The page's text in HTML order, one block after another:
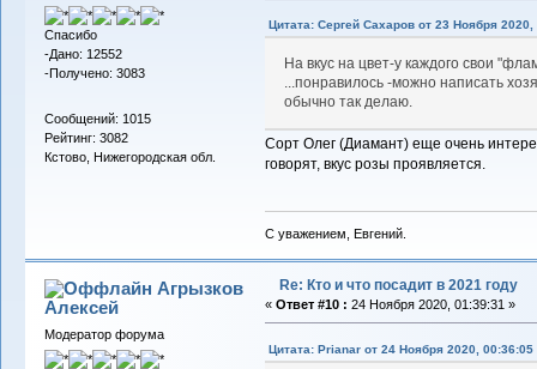
Спасибо
-Дано: 12552
-Получено: 3083
Сообщений: 1015
Рейтинг: 3082
Кстово, Нижегородская обл.
Цитата: Сергей Сахаров от 23 Ноября 2020,
На вкус на цвет-у каждого свои
...понравилось -можно написать
обычно так делаю.
Сорт Олег (Диамант) еще очень
говорят, вкус розы проявляется.
С уважением, Евгений.
Агрызков
Алексей
Модератор форума
Re: Кто и что посадит в 2021 году
« Ответ #10 : 24 Ноября 2020, 01:39:31 »
Цитата: Prianar от 24 Ноября 2020, 00:36:05